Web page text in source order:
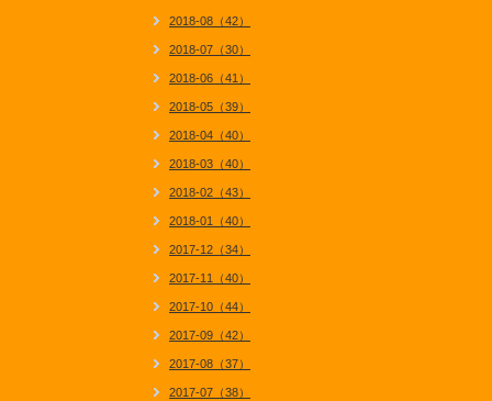
2018-08（42）
2018-07（30）
2018-06（41）
2018-05（39）
2018-04（40）
2018-03（40）
2018-02（43）
2018-01（40）
2017-12（34）
2017-11（40）
2017-10（44）
2017-09（42）
2017-08（37）
2017-07（38）